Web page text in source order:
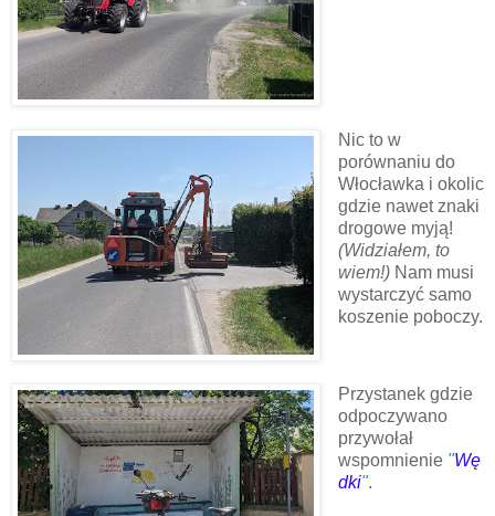
Nic to w
porównaniu do
Włocławka i okolic
gdzie nawet znaki
drogowe myją!
(Widziałem, to
wiem!) Nam musi
wystarczyć samo
koszenie poboczy.
Przystanek gdzie
odpoczywano
przywołał
wspomnienie "Wę
dki".